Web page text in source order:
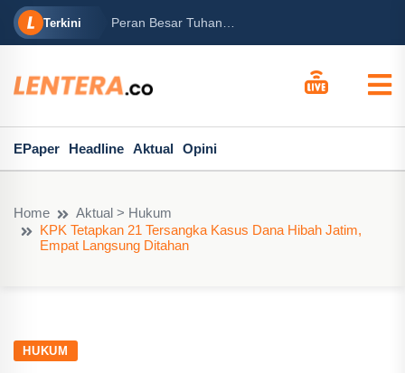
Terkini
Mary...
Peran Besar Tuhan…
EPaper Headline Aktual Opini
Home
Aktual > Hukum
KPK Tetapkan 21 Tersangka Kasus Dana Hibah Jatim,
Empat Langsung Ditahan
HUKUM